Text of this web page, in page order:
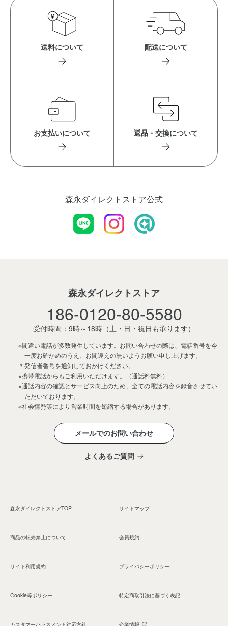
送料について 配送について
お支払いについて 返品・交換について
森永ダイレクトストア公式
森永ダイレクトストア
186-0120-80-5580
受付時間：9時～18時 （土・日・祝日も承ります）
※間違い電話が多数発生しています。お問い合わせの際は、電話番号を今
一度お確かめのうえ、お間違えの無いようお願い申し上げます。
＊発信者番号を通知しておかけください。
※携帯電話からもご利用いただけます。（通話料無料）
※通話内容の確認とサービス向上のため、全ての電話内容を録音させてい
ただいております。
※社会情勢等により営業時間を短縮する場合があります。
メールでのお問い合わせ
よくあるご質問
森永ダイレクトストアTOP サイトマップ
商品の転売禁止について 会員規約
サイト利用規約 プライバシーポリシー
Cookie等ポリシー 特定商取引法に基づく表記
カスタマーハラスメント対応方針 企業情報